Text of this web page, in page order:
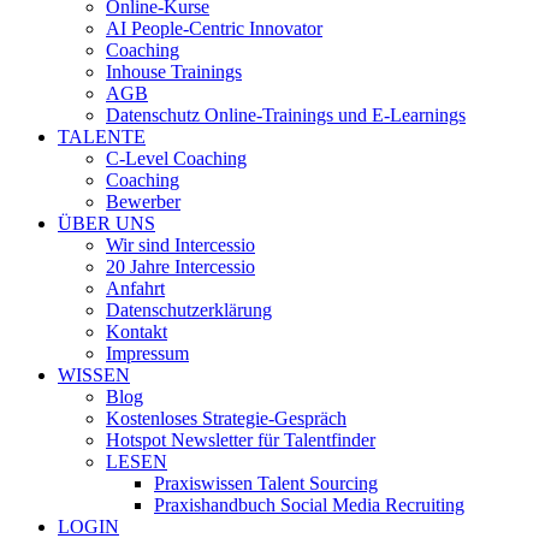
Online-Kurse
AI People-Centric Innovator
Coaching
Inhouse Trainings
AGB
Datenschutz Online-Trainings und E-Learnings
TALENTE
C-Level Coaching
Coaching
Bewerber
ÜBER UNS
Wir sind Intercessio
20 Jahre Intercessio
Anfahrt
Datenschutzerklärung
Kontakt
Impressum
WISSEN
Blog
Kostenloses Strategie-Gespräch
Hotspot Newsletter für Talentfinder
LESEN
Praxiswissen Talent Sourcing
Praxishandbuch Social Media Recruiting
LOGIN